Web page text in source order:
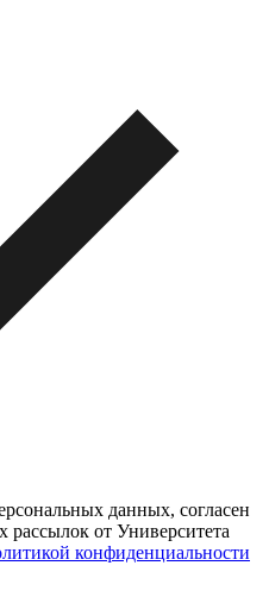
данных, согласен
от Университета
конфиденциальности